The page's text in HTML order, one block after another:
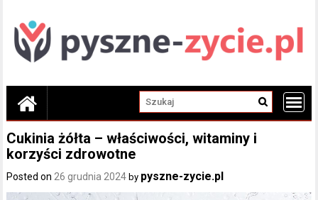
content
Cukinia żółta – właściwości, witaminy i
korzyści zdrowotne
Posted on 26 grudnia 2024 by pyszne-zycie.pl